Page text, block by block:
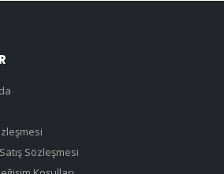
Sözleşmesi